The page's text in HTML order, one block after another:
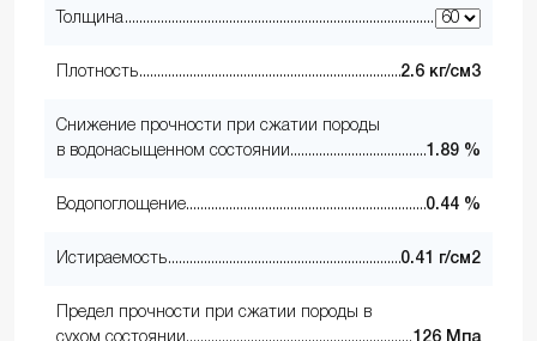
Толщина
Плотность 2.6 кг/см3
Снижение прочности при сжатии породы
в водонасыщенном состоянии
1.89 %
Водопоглощение 0.44 %
Истираемость 0.41 г/см2
Предел прочности при сжатии породы в